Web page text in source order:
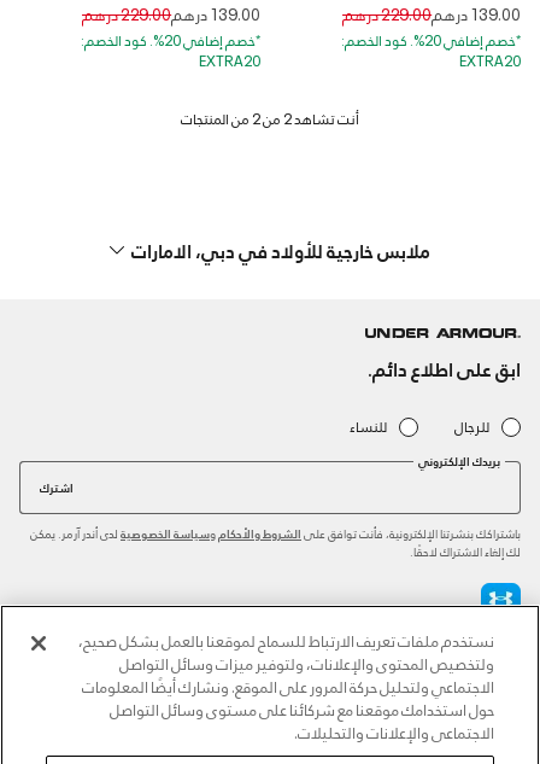
139.00 درهم Price reduced from
229.00 درهم to
*خصم إضافي 20%. كود الخصم:
EXTRA20
139.00 درهم Price reduced from
229.00 درهم to
*خصم إضافي 20%. كود الخصم:
EXTRA20
ملابس خارجية للأولاد في دبي، الامارات
ابق على اطلاع دائم.
للرجال للنساء
بريدك الإلكتروني
اشترك
باشتراكك بنشرتنا الإلكترونية، فأنت توافق على الشروط والأحكام وسياسة الخصوصية لدى أندر آرمر. يمكن
لك إلغاء الاشتراك لاحقًا.
طرق الدفع المعتمدة
نستخدم ملفات تعريف الارتباط للسماح لموقعنا بالعمل بشكل صحيح،
ولتخصيص المحتوى والإعلانات، ولتوفير ميزات وسائل التواصل
الاجتماعي ولتحليل حركة المرور على الموقع. ونشارك أيضًا المعلومات
حول استخدامك موقعنا مع شركائنا على مستوى وسائل التواصل
الاجتماعي والإعلانات والتحليلات.